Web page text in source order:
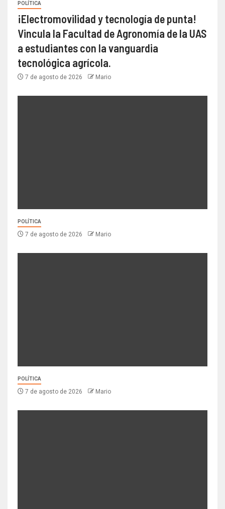
POLÍTICA
¡Electromovilidad y tecnología de punta!
Vincula la Facultad de Agronomía de la UAS
a estudiantes con la vanguardia
tecnológica agrícola.
7 de agosto de 2026 Mario
POLÍTICA
7 de agosto de 2026 Mario
POLÍTICA
7 de agosto de 2026 Mario